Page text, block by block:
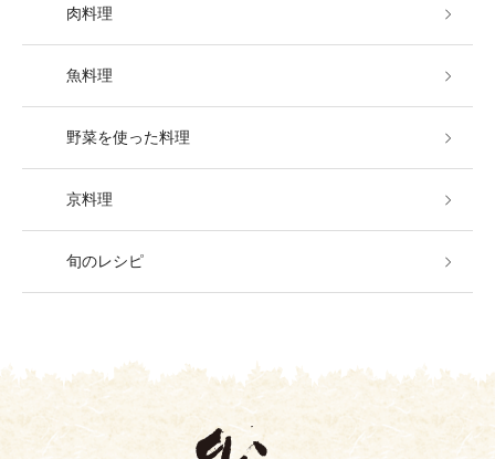
肉料理
魚料理
野菜を使った料理
京料理
旬のレシピ